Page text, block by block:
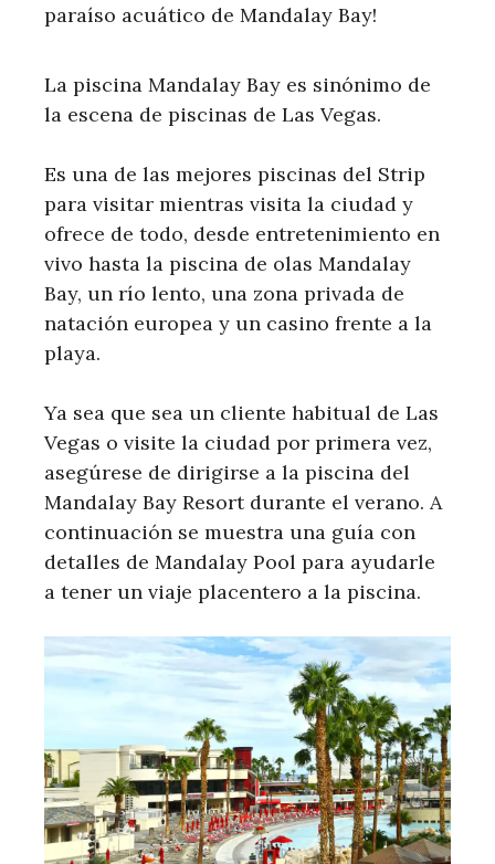
paraíso acuático de Mandalay Bay!
La piscina Mandalay Bay es sinónimo de
la escena de piscinas de Las Vegas.
Es una de las mejores piscinas del Strip
para visitar mientras visita la ciudad y
ofrece de todo, desde entretenimiento en
vivo hasta la piscina de olas Mandalay
Bay, un río lento, una zona privada de
natación europea y un casino frente a la
playa.
Ya sea que sea un cliente habitual de Las
Vegas o visite la ciudad por primera vez,
asegúrese de dirigirse a la piscina del
Mandalay Bay Resort durante el verano. A
continuación se muestra una guía con
detalles de Mandalay Pool para ayudarle
a tener un viaje placentero a la piscina.